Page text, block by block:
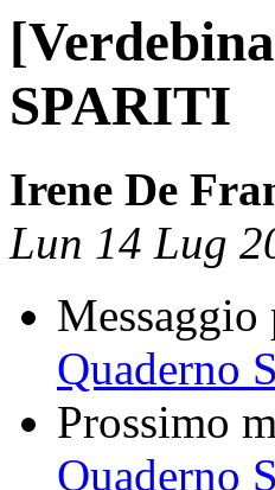
SPARITI
Irene De
Lun 14 Lug
Messaggio
Quaderno
Prossimo
Quaderno